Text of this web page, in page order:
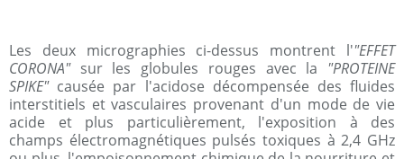
Les deux micrographies ci-dessus montrent l'"EFFET
CORONA"sur les globules rouges avec la "PROTEINE
SPIKE"causée par l'acidose décompensée des fluides
interstitiels et vasculaires provenant d'un mode de vie
acide et plus particulièrement, l'exposition à des
champs électromagnétiques pulsés toxiques à 2,4 GHz